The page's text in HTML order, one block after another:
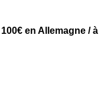
en Allemagne / à